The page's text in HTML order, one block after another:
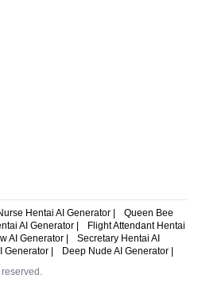
Hentai AI Generator |
Queen Bee
AI Generator |
Flight Attendant Hentai
AI Generator |
Secretary Hentai AI
Generator |
Deep Nude AI Generator |